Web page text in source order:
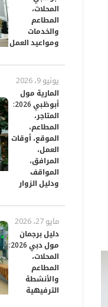
المحلات،
المطاعم
والخدمات
ومواعيد العمل
المارية مول
أبوظبي 2026:
المتاجر،
المطاعم،
الموقع، أوقات
العمل،
المرافق،
المواقف
ودليل الزوار
يونيو 9، 2026
دليل برجمان
مول دبي 2026:
المحلات،
المطاعم
والأنشطة
الترفيهية
مايو 27، 2026